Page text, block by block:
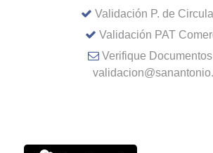
Validación P. de
Validación PAT
Verifique